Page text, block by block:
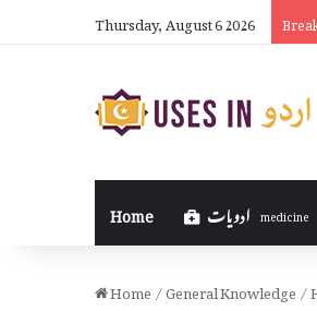
Thursday, August 6 2026
Home medicine
Home/General Knowledge/